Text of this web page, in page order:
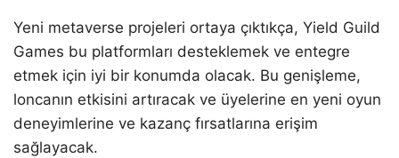
Yeni metaverse projeleri ortaya çıktıkça, Yield Guild
Games bu platformları desteklemek ve entegre
etmek için iyi bir konumda olacak. Bu genişleme,
loncanın etkisini artıracak ve üyelerine en yeni oyun
deneyimlerine ve kazanç fırsatlarına erişim
sağlayacak.